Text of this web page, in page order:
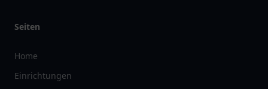
Seiten
Home
Einrichtungen